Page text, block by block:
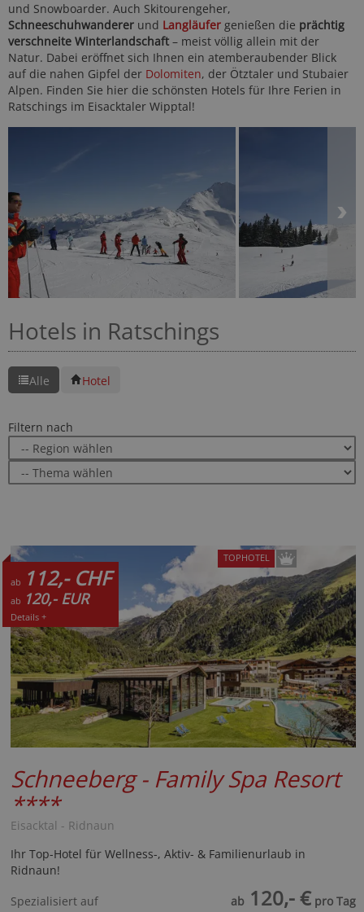
und Snowboarder. Auch Skitourengeher,
Schneeschuhwanderer und Langläufer genießen die prächtig
verschneite Winterlandschaft – meist völlig allein mit der
Natur. Dabei eröffnet sich Ihnen ein atemberaubender Blick
auf die nahen Gipfel der Dolomiten, der Ötztaler und Stubaier
Alpen. Finden Sie hier die schönsten Hotels für Ihre Ferien in
Ratschings im Eisacktaler Wipptal!
Hotels in Ratschings
Alle Hotel
Filtern nach
ab 112,- CHF
ab 120,- EUR
Details +
TOPHOTEL
Schneeberg - Family Spa Resort
****
Eisacktal - Ridnaun
Ihr Top-Hotel für Wellness-, Aktiv- & Familienurlaub in
Ridnaun!
Spezialisiert auf
ab 120,- € pro Tag